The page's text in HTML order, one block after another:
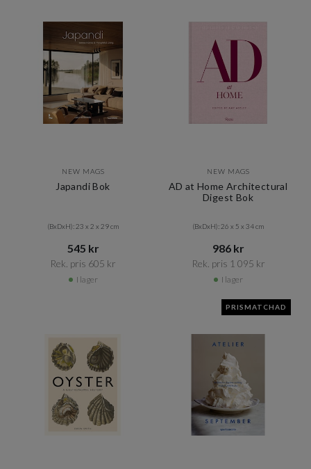
NEW MAGS
Japandi Bok
(BxDxH): 23 x 2 x 29 cm
545 kr​​
Rek. pris 605 kr​​
I lager
NEW MAGS
AD at Home Architectural
Digest Bok
(BxDxH): 26 x 5 x 34 cm
986 kr​​
Rek. pris 1 095 kr​​
I lager
PRISMATCHAD